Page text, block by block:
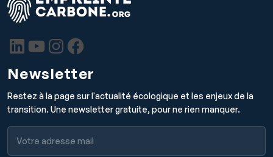
Newsletter
Restez à la page sur l'actualité écologique et les enjeux de la
transition. Une newsletter gratuite, pour ne rien manquer.